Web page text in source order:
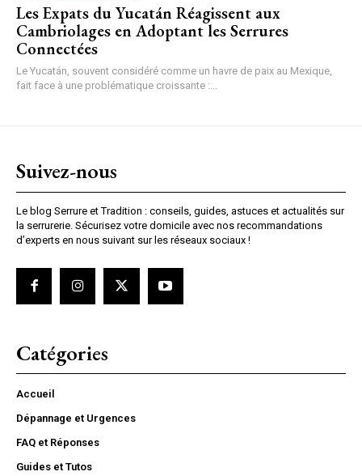
Les Expats du Yucatán Réagissent aux
Cambriolages en Adoptant les Serrures
Connectées
Le Yucatán, souvent considéré comme un havre de paix au Mexique,
fait face à une problématique croissante :...
Suivez-nous
Le blog Serrure et Tradition : conseils, guides, astuces et actualités sur
la serrurerie. Sécurisez votre domicile avec nos recommandations
d’experts en nous suivant sur les réseaux sociaux !
Catégories
Accueil
Dépannage et Urgences
FAQ et Réponses
Guides et Tutos